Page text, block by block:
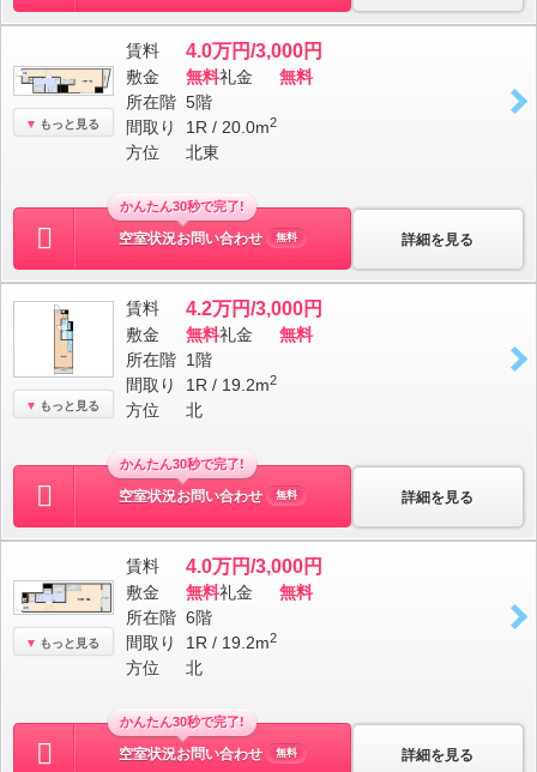
もっと見る
賃料 4.0万円/3,000円
敷金 無料礼金
無料
所在階 5階
間取り
1R / 20.0m2
方位 北東
詳細を見る
かんたん30秒で完了!
空室状況お問い合わせ 無料
もっと見る
賃料 4.2万円/3,000円
敷金 無料礼金
無料
所在階 1階
間取り
1R / 19.2m2
方位 北
詳細を見る
かんたん30秒で完了!
空室状況お問い合わせ 無料
もっと見る
賃料 4.0万円/3,000円
敷金 無料礼金
無料
所在階 6階
間取り
1R / 19.2m2
方位 北
詳細を見る
かんたん30秒で完了!
空室状況お問い合わせ 無料